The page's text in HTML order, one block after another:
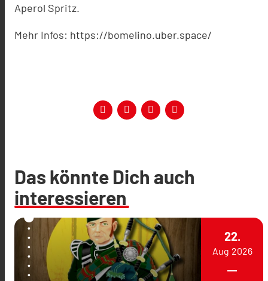
Aperol Spritz.
Mehr Infos: https://bomelino.uber.space/
Das könnte Dich auch
interessieren
22.
Aug 2026